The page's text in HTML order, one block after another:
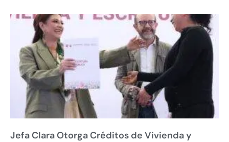
Jefa Clara Otorga Créditos de Vivienda y